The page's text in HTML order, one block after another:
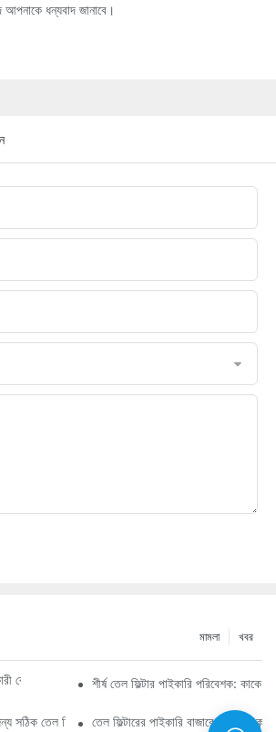
আপনাকে ধন্যবাদ জানাবে।
খবর
মামলা
কোম্পানি: একটি বিস্তৃত সারসংক্ষেপশীর্ষ তেল ফিল্টার পাইকারি পরিবেশক: কাকে
তেল ফিল্টার নির্বাচন করা: মূল বিবেচ্য বিষয়গুলি
তেল ফিল্টারের পাইকারি বাজারে নেভিগেট